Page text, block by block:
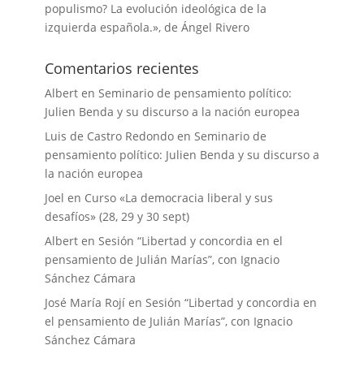
populismo? La evolución ideológica de la
izquierda española.», de Ángel Rivero
Comentarios recientes
Alberten Seminario de pensamiento político:
Julien Benda y su discurso a la nación europea
Luis de Castro Redondoen Seminario de
pensamiento político: Julien Benda y su discurso a
la nación europea
Joel en Curso «La democracia liberal y sus
desafíos» (28, 29 y 30 sept)
Alberten Sesión “Libertad y concordia en el
pensamiento de Julián Marías”, con Ignacio
Sánchez Cámara
José María Rojíen Sesión “Libertad y concordia en
el pensamiento de Julián Marías”, con Ignacio
Sánchez Cámara